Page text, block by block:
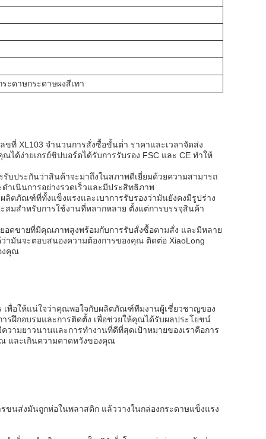
ะดาษกระดาษผงสีเทา
ขที่ XL103 จํานวนการสั่งซื้อขั้นต่ํา ราคาและเวลาจัดส่ง
ด้ง่ายเกรย์ชิปบอร์ดได้รับการรับรอง FSC และ CE ทําให้
บประกันว่าสินค้าจะมาถึงในสภาพดีเยี่ยมด้วยความสามารถ
เนินการอย่างรวดเร็วและมีประสิทธิภาพ
ลิตภัณฑ์ที่ทั้งแข็งแรงและเบาการรับรองว่ามันยังคงมีรูปร่าง
สมสําหรับการใช้งานที่หลากหลาย ตั้งแต่การบรรจุสินค้า
อดขายที่มีคุณภาพสูงพร้อมกับการรับสั่งซื้อตามสั่ง และมีหลาย
มันจะตอบสนองความต้องการของคุณ ติดต่อ XiaoLong
งคุณ
พื่อให้แน่ใจว่าคุณพอใจกับผลิตภัณฑ์ทีมงานผู้เชี่ยวชาญของ
ฝึกอบรมและการติดตั้ง เพื่อช่วยให้คุณได้รับผลประโยชน์
ามยาวนานและการทํางานที่ดีที่สุดเป้าหมายของเราคือการ
และเกินความคาดหวังของคุณ
ขนส่งมันถูกห่อในพลาสติก แล้ววางในกล่องกระดาษแข็งแรง